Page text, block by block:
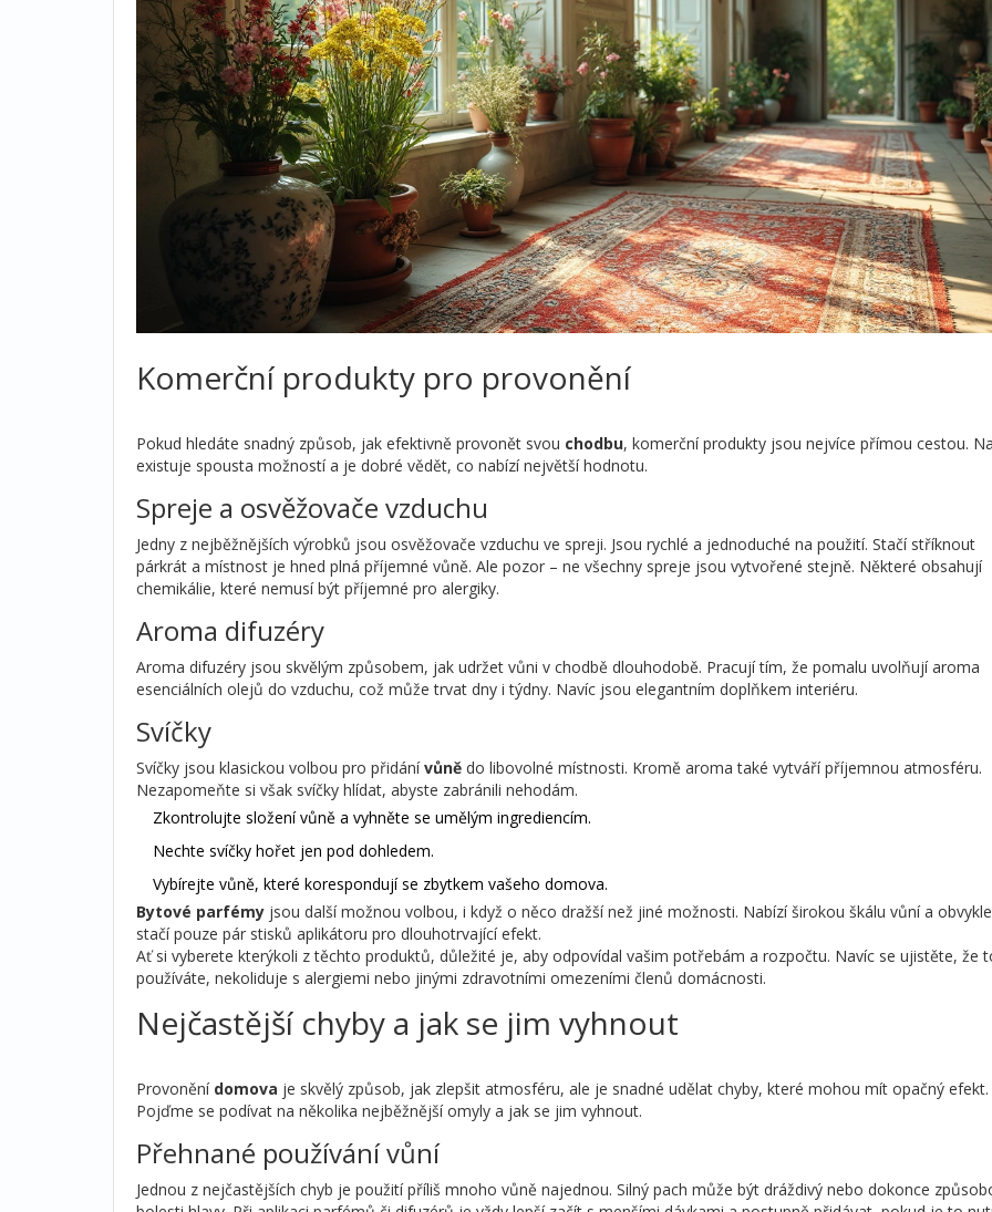
Komerční produkty pro provonění
Pokud hledáte snadný způsob, jak efektivně provonět svou chodbu, komerční produkty jsou nejvíce přímou cestou.
existuje spousta možností a je dobré vědět, co nabízí největší hodnotu.
Spreje a osvěžovače vzduchu
Jedny z nejběžnějších výrobků jsou osvěžovače vzduchu ve spreji. Jsou rychlé a jednoduché na použití. Stačí stříknout
párkrát a místnost je hned plná příjemné vůně. Ale pozor – ne všechny spreje jsou vytvořené stejně. Některé obsahují
chemikálie, které nemusí být příjemné pro alergiky.
Aroma difuzéry
Aroma difuzéry jsou skvělým způsobem, jak udržet vůni v chodbě dlouhodobě. Pracují tím, že pomalu uvolňují aroma
esenciálních olejů do vzduchu, což může trvat dny i týdny. Navíc jsou elegantním doplňkem interiéru.
Svíčky
Svíčky jsou klasickou volbou pro přidánívůně do libovolné místnosti. Kromě aroma také vytváří příjemnou atmosféru.
Nezapomeňte si však svíčky hlídat, abyste zabránili nehodám.
Zkontrolujte složení vůně a vyhněte se umělým ingrediencím.
Nechte svíčky hořet jen pod dohledem.
Vybírejte vůně, které korespondují se zbytkem vašeho domova.
Bytové parfémy jsou další možnou volbou, i když o něco dražší než jiné možnosti. Nabízí širokou škálu vůní a obvykle
stačí pouze pár stisků aplikátoru pro dlouhotrvající efekt.
Ať si vyberete kterýkoli z těchto produktů, důležité je, aby odpovídal vašim potřebám a rozpočtu. Navíc se ujistěte, že
používáte, nekoliduje s alergiemi nebo jinými zdravotními omezeními členů domácnosti.
Nejčastější chyby a jak se jim vyhnout
Provonění domova je skvělý způsob, jak zlepšit atmosféru, ale je snadné udělat chyby, které mohou mít opačný efekt.
Pojďme se podívat na několika nejběžnější omyly a jak se jim vyhnout.
Přehnané používání vůní
Jednou z nejčastějších chyb je použití příliš mnoho vůně najednou. Silný pach může být dráždivý nebo dokonce